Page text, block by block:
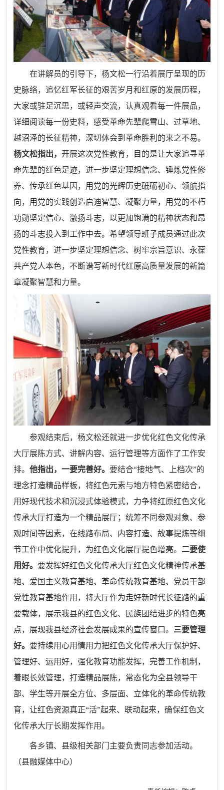
在讲解员的引导下，杨文松一行沿着展厅呈现的历
史脉络，追忆红军长征的艰苦岁月和红原的发展历程，
大家或驻足沉思，或轻声交流，认真观看每一件展品，
详细阅读每一份史料，感受革命先辈爬雪山、过草地、
越沼泽的长征精神，深切体会到革命胜利的来之不易。
杨文松指出，开展这次党性教育，目的是让大家追寻革
命先辈的红色足迹，进一步坚定理想信念、锤炼党性修
养、传承红色基因，用党的光辉历史砥砺初心、领航指
向，用党的实践创造启迪智慧、凝聚力量，用党的不朽
功勋坚定信心、激扬斗志，以更加饱满的精神状态和昂
扬的斗志投入到工作中去。希望领导班子成员通过此次
党性教育，进一步坚定理想信念、树牢宗旨意识、永葆
共产党人本色，不断谱写新时代红原高质量发展的新篇
章凝聚智慧和力量。
参观结束后，杨文松还就进一步优化红色文化传承
大厅展陈方式、讲解内容、运行管理等方面作了工作安
排。他指出，一要完善好。要结合“接地气、上档次”的
理念打造精品样板，将红色元素与地方特色紧密结合，
用好现代技术和沉浸式体验模式，力争将红原红色文化
传承大厅打造为一个精品展厅；统筹不同参观对象、参
观时间等因素，在线路布局、内容打造、故事提炼等细
节工作中优化提升，为红色文化展厅提色增亮。 二要使
用好。要发挥好红色文化传承大厅红色文化精神传承基
地、爱国主义教育基地、革命传统教育基地、党员干部
党性教育基地作用，将大厅作为走好新时代长征路的重
要载体，展示我县的红色文化、民族团结进步的特色亮
点，展现我县经济社会发展成果的宣传窗口。 三要管理
好。要持续用心用情用力把红色文化传承大厅保护好、
管理好、运用好，强化教育功能发挥，完善工作机制，
着眼长效管理，打造精品展陈，常态化为全县领导干
部、学生等开展全方位、多层面、立体化的革命传统教
育，让红色资源真正“活”起来、联动起来，确保红色文
化传承大厅长期发挥作用。
各乡镇、县级相关部门主要负责同志参加活动。
（县融媒体中心）